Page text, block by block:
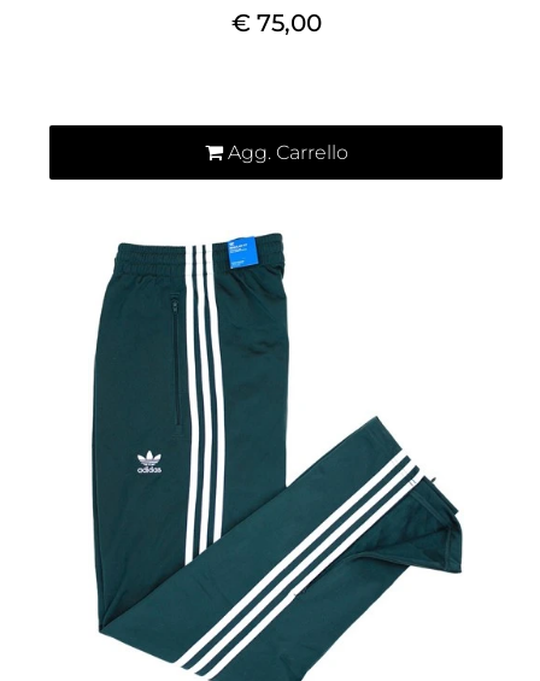
€ 75,00
Agg. Carrello